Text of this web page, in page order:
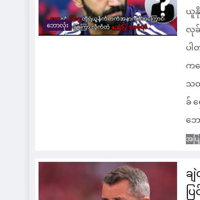
ဘောလုံး
ယူနို
လုခ်
ပ
ကန
သတ
ခ်
ဘေ
အပ
ခ
ပ